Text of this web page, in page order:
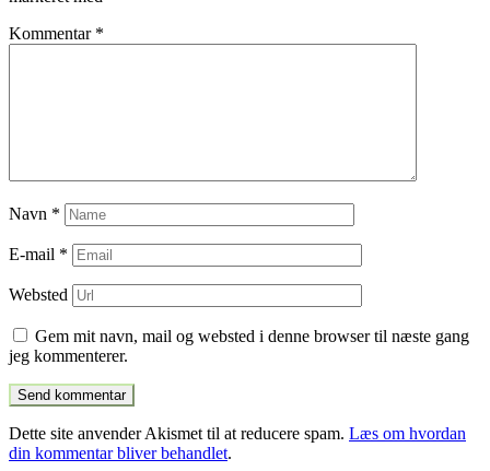
Kommentar *
Navn *
E-mail *
Websted
Gem mit navn, mail og websted i denne browser til næste gang
jeg kommenterer.
Dette site anvender Akismet til at reducere spam. Læs om hvordan
din kommentar bliver behandlet.